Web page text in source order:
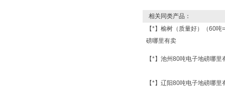
相关同类产品：
【*】榆树（质量好）（60
磅哪里有卖
【*】池州80吨电子地磅哪里
【*】辽阳80吨电子地磅哪里